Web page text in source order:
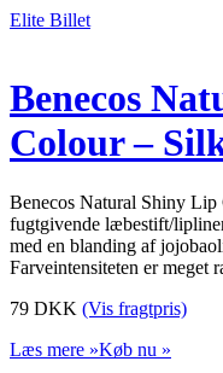
Elite Billet
Benecos
Colour –
Benecos Natural Shiny
fugtgivende læbestift/
med en blanding af
Farveintensiteten er meget
79 DKK (Vis fragtpris)
Læs mere »Køb nu »